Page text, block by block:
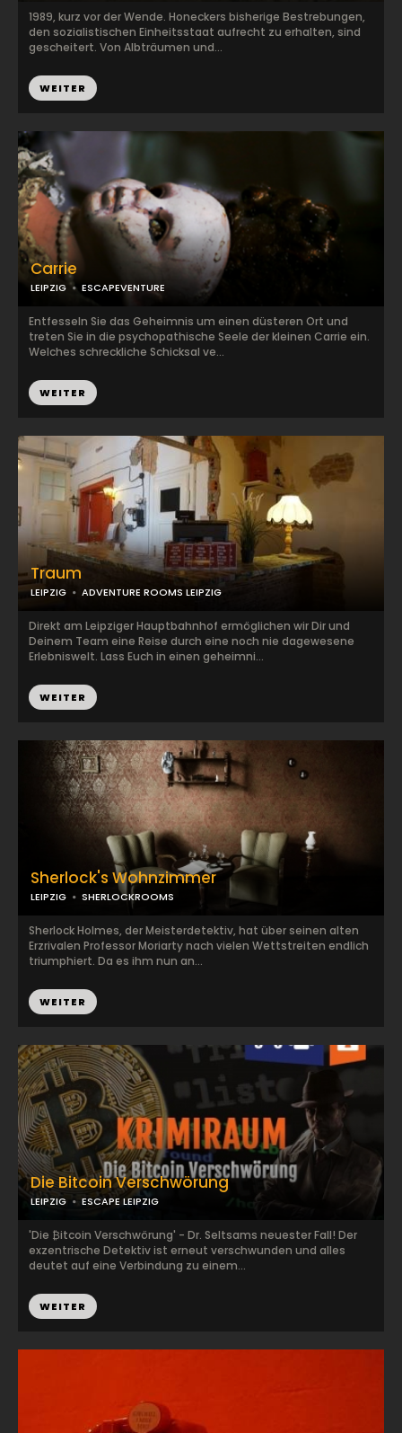
1989, kurz vor der Wende. Honeckers bisherige Bestrebungen,
den sozialistischen Einheitsstaat aufrecht zu erhalten, sind
gescheitert. Von Albträumen und...
WEITER
Carrie
LEIPZIG ESCAPEVENTURE
Entfesseln Sie das Geheimnis um einen düsteren Ort und
treten Sie in die psychopathische Seele der kleinen Carrie ein.
Welches schreckliche Schicksal ve...
WEITER
Traum
LEIPZIG ADVENTURE ROOMS LEIPZIG
Direkt am Leipziger Hauptbahnhof ermöglichen wir Dir und
Deinem Team eine Reise durch eine noch nie dagewesene
Erlebniswelt. Lass Euch in einen geheimni...
WEITER
Sherlock's Wohnzimmer
LEIPZIG SHERLOCKROOMS
Sherlock Holmes, der Meisterdetektiv, hat über seinen alten
Erzrivalen Professor Moriarty nach vielen Wettstreiten endlich
triumphiert. Da es ihm nun an...
WEITER
Die Bitcoin Verschwörung
LEIPZIG ESCAPE LEIPZIG
'Die ₿itcoin Verschwörung' - Dr. Seltsams neuester Fall! Der
exzentrische Detektiv ist erneut verschwunden und alles
deutet auf eine Verbindung zu einem...
WEITER